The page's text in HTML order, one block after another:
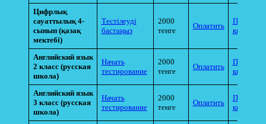
Цифрлық
сауаттылық 4-
сынып (қазақ
мектебі)
Тестілеуді
бастаңыз
2000
тенге
Оплатить
Английский язык
2 класс (русская
школа)
Начать
тестирование
2000
тенге
Оплатить
Английский язык
3 класс (русская
школа)
Начать
тестирование
2000
тенге
Оплатить